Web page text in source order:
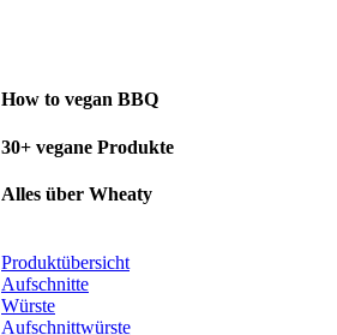
How to vegan BBQ
30+ vegane Produkte
Alles über Wheaty
Produktübersicht
Aufschnitte
Würste
Aufschnittwürste